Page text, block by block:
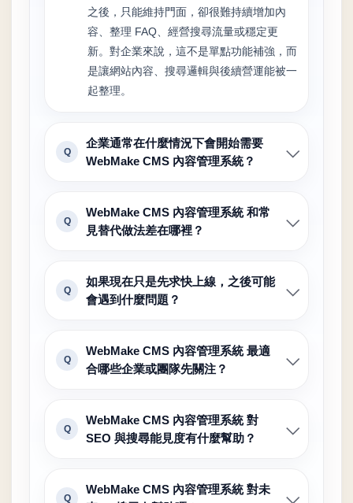
之後，只能維持門面，卻很難持續增加內
容、整理 FAQ、經營搜尋流量或穩定更
新。對企業來說，這不是單點功能補強，而
是讓網站內容、搜尋邏輯與後續營運能被一
起整理。
Q
企業通常在什麼情況下會開始需要
WebMake CMS 內容管理系統？
Q
WebMake CMS 內容管理系統 和常
見替代做法差在哪裡？
Q
如果現在只是先求快上線，之後可能
會遇到什麼問題？
Q
WebMake CMS 內容管理系統 最適
合哪些企業或團隊先關注？
Q
WebMake CMS 內容管理系統 對
SEO 與搜尋能見度有什麼幫助？
Q
WebMake CMS 內容管理系統 對未